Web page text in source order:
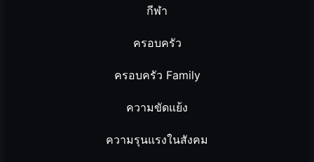
กีฬา
ครอบครัว
ครอบครัว Family
ความขัดแย้ง
ความรุนแรงในสังคม